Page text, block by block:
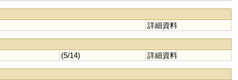
詳細資料
(5/14) 詳細資料